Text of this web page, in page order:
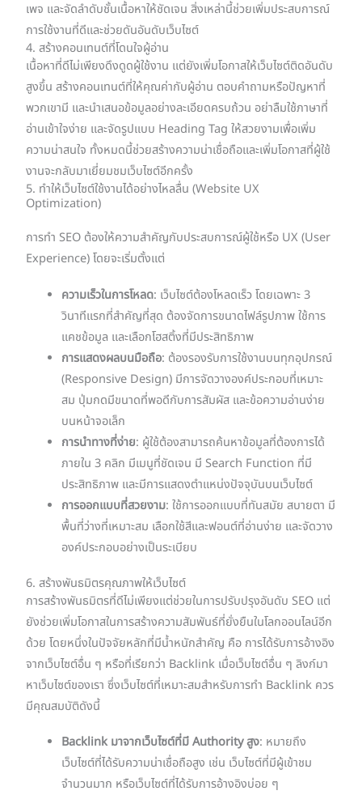
เพจ และจัดลำดับชั้นเนื้อหาให้ชัดเจน สิ่งเหล่านี้ช่วยเพิ่มประสบการณ์
การใช้งานที่ดีและช่วยดันอันดับเว็บไซต์
4. สร้างคอนเทนต์ที่โดนใจผู้อ่าน
เนื้อหาที่ดีไม่เพียงดึงดูดผู้ใช้งาน แต่ยังเพิ่มโอกาสให้เว็บไซต์ติดอันดับ
สูงขึ้น สร้างคอนเทนต์ที่ให้คุณค่ากับผู้อ่าน ตอบคำถามหรือปัญหาที่
พวกเขามี และนำเสนอข้อมูลอย่างละเอียดครบถ้วน อย่าลืมใช้ภาษาที่
อ่านเข้าใจง่าย และจัดรูปแบบ Heading Tag ให้สวยงามเพื่อเพิ่ม
ความน่าสนใจ ทั้งหมดนี้ช่วยสร้างความน่าเชื่อถือและเพิ่มโอกาสที่ผู้ใช้
งานจะกลับมาเยี่ยมชมเว็บไซต์อีกครั้ง
5. ทำให้เว็บไซต์ใช้งานได้อย่างไหลลื่น (Website UX
Optimization)
การทำ SEO ต้องให้ความสำคัญกับประสบการณ์ผู้ใช้หรือ UX (User
Experience) โดยจะเริ่มตั้งแต่
ความเร็วในการโหลด: เว็บไซต์ต้องโหลดเร็ว โดยเฉพาะ 3
วินาทีแรกที่สำคัญที่สุด ต้องจัดการขนาดไฟล์รูปภาพ ใช้การ
แคชข้อมูล และเลือกโฮสติ้งที่มีประสิทธิภาพ
การแสดงผลบนมือถือ: ต้องรองรับการใช้งานบนทุกอุปกรณ์
(Responsive Design) มีการจัดวางองค์ประกอบที่เหมาะ
สม ปุ่มกดมีขนาดที่พอดีกับการสัมผัส และข้อความอ่านง่าย
บนหน้าจอเล็ก
การนำทางที่ง่าย: ผู้ใช้ต้องสามารถค้นหาข้อมูลที่ต้องการได้
ภายใน 3 คลิก มีเมนูที่ชัดเจน มี Search Function ที่มี
ประสิทธิภาพ และมีการแสดงตำแหน่งปัจจุบันบนเว็บไซต์
การออกแบบที่สวยงาม: ใช้การออกแบบที่ทันสมัย สบายตา มี
พื้นที่ว่างที่เหมาะสม เลือกใช้สีและฟอนต์ที่อ่านง่าย และจัดวาง
องค์ประกอบอย่างเป็นระเบียบ
6. สร้างพันธมิตรคุณภาพให้เว็บไซต์
การสร้างพันธมิตรที่ดีไม่เพียงแต่ช่วยในการปรับปรุงอันดับ SEO แต่
ยังช่วยเพิ่มโอกาสในการสร้างความสัมพันธ์ที่ยั่งยืนในโลกออนไลน์อีก
ด้วย โดยหนึ่งในปัจจัยหลักที่มีน้ำหนักสำคัญ คือ การได้รับการอ้างอิง
จากเว็บไซต์อื่น ๆ หรือที่เรียกว่า Backlink เมื่อเว็บไซต์อื่น ๆ ลิงก์มา
หาเว็บไซต์ของเรา ซึ่งเว็บไซต์ที่เหมาะสมสำหรับการทำ Backlink ควร
มีคุณสมบัติดังนี้
Backlink มาจากเว็บไซต์ที่มี Authority สูง: หมายถึง
เว็บไซต์ที่ได้รับความน่าเชื่อถือสูง เช่น เว็บไซต์ที่มีผู้เข้าชม
จำนวนมาก หรือเว็บไซต์ที่ได้รับการอ้างอิงบ่อย ๆ